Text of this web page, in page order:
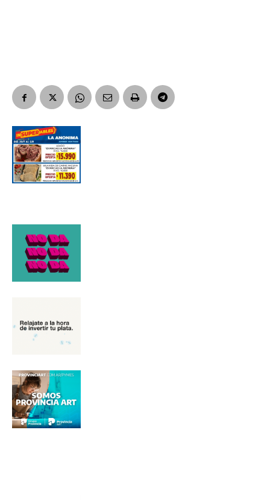
Número de teléfono